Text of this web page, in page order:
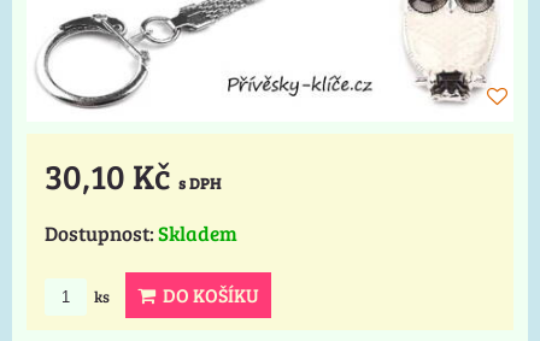
30,10 Kč s DPH
Dostupnost:Skladem
ks DO KOŠÍKU